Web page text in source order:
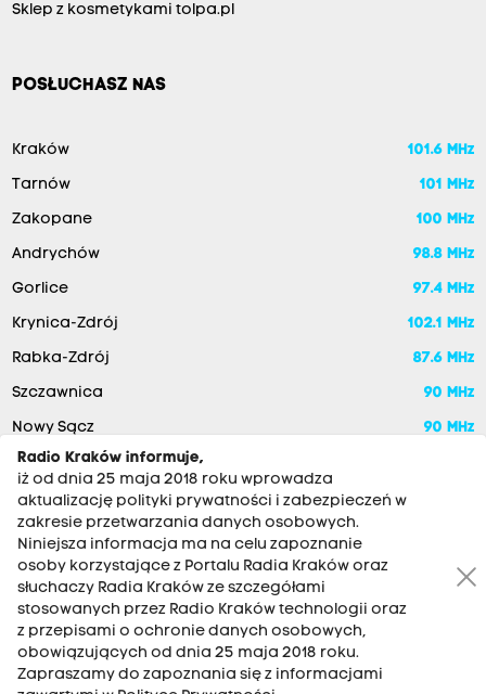
Sklep z kosmetykami tolpa.pl
POSŁUCHASZ NAS
Kraków 101.6 MHz
Tarnów 101 MHz
Zakopane 100 MHz
Andrychów 98.8 MHz
Gorlice 97.4 MHz
Krynica-Zdrój 102.1 MHz
Rabka-Zdrój 87.6 MHz
Szczawnica 90 MHz
Nowy Sącz 90 MHz
RADIO KRAKÓW SA. Aleja Juliusza Słowackiego 22, 30-007
Kraków
Antena: 12 200 33 33
Radio Kraków informuje,
iż od dnia 25 maja 2018 roku wprowadza
aktualizację polityki prywatności i zabezpieczeń w
zakresie przetwarzania danych osobowych.
Niniejsza informacja ma na celu zapoznanie
osoby korzystające z Portalu Radia Kraków oraz
słuchaczy Radia Kraków ze szczegółami
stosowanych przez Radio Kraków technologii oraz
z przepisami o ochronie danych osobowych,
obowiązujących od dnia 25 maja 2018 roku.
Zapraszamy do zapoznania się z informacjami